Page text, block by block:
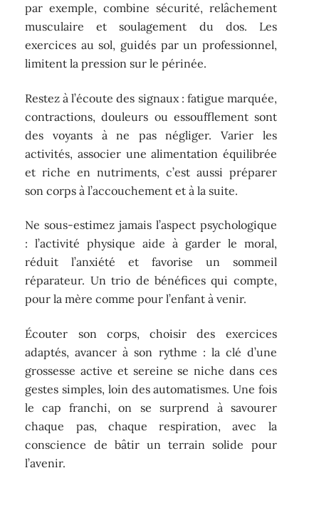
par exemple, combine sécurité, relâchement
musculaire et soulagement du dos. Les
exercices au sol, guidés par un professionnel,
limitent la pression sur le périnée.
Restez à l’écoute des signaux : fatigue marquée,
contractions, douleurs ou essoufflement sont
des voyants à ne pas négliger. Varier les
activités, associer une alimentation équilibrée
et riche en nutriments, c’est aussi préparer
son corps à l’accouchement et à la suite.
Ne sous-estimez jamais l’aspect psychologique
: l’activité physique aide à garder le moral,
réduit l’anxiété et favorise un sommeil
réparateur. Un trio de bénéfices qui compte,
pour la mère comme pour l’enfant à venir.
Écouter son corps, choisir des exercices
adaptés, avancer à son rythme : la clé d’une
grossesse active et sereine se niche dans ces
gestes simples, loin des automatismes. Une fois
le cap franchi, on se surprend à savourer
chaque pas, chaque respiration, avec la
conscience de bâtir un terrain solide pour
l’avenir.